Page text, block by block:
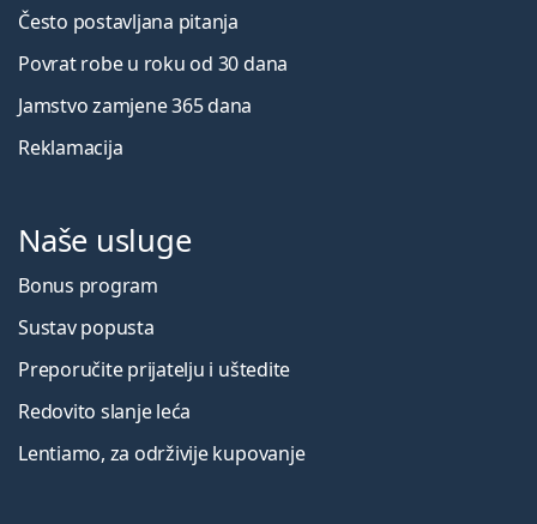
Često postavljana pitanja
Povrat robe u roku od 30 dana
Jamstvo zamjene 365 dana
Reklamacija
Naše usluge
Bonus program
Sustav popusta
Preporučite prijatelju i uštedite
Redovito slanje leća
Lentiamo, za održivije kupovanje